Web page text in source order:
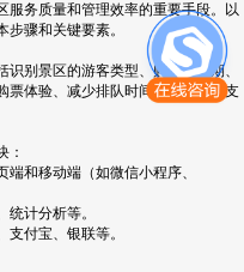
服务质量和管理效率的重要手段。以
骤和关键要素。
别景区的游客类型、购票高峰期、
票体验、减少排队时间、提供多种支
：
和移动端（如微信小程序、
计分析等。
付宝、银联等。